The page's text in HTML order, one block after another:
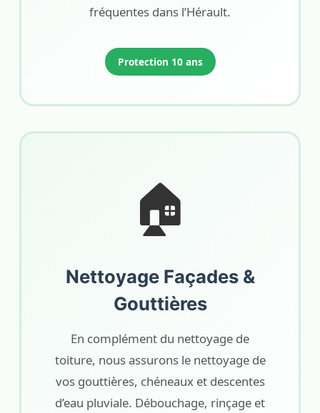
fréquentes dans l’Hérault.
Protection 10 ans
🏠
Nettoyage Façades &
Gouttières
En complément du nettoyage de
toiture, nous assurons le nettoyage de
vos gouttières, chéneaux et descentes
d’eau pluviale. Débouchage, rinçage et